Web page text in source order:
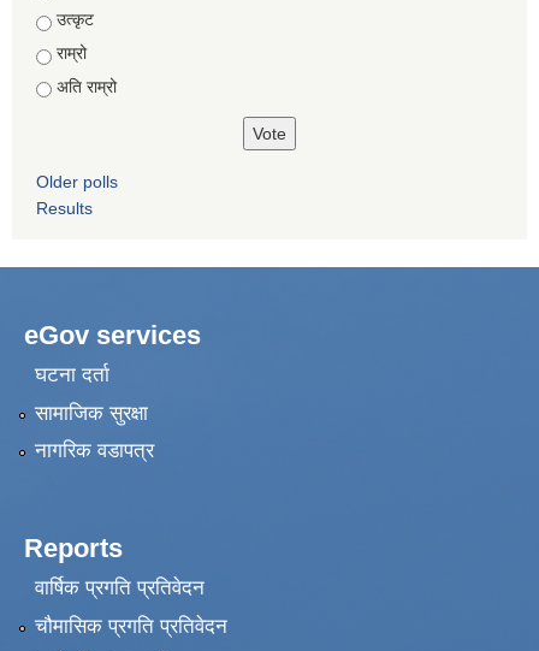
उत्कृट
राम्रो
अति राम्रो
Older polls
Results
eGov services
घटना दर्ता
सामाजिक सुरक्षा
नागरिक वडापत्र
Reports
वार्षिक प्रगति प्रतिवेदन
चौमासिक प्रगति प्रतिवेदन